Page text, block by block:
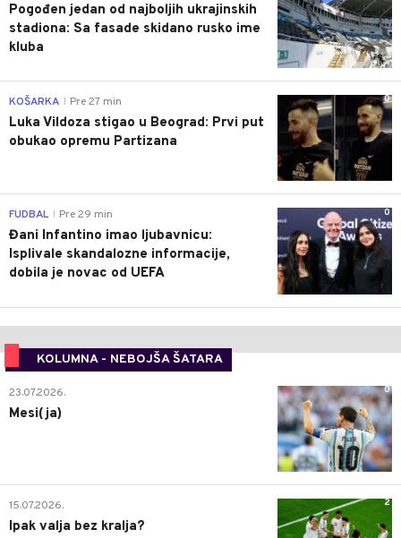
Pogođen jedan od najboljih ukrajinskih
stadiona: Sa fasade skidano rusko ime
kluba
0
KOŠARKA Pre 27 min
Luka Vildoza stigao u Beograd: Prvi put
obukao opremu Partizana
0
FUDBAL Pre 29 min
Đani Infantino imao ljubavnicu:
Isplivale skandalozne informacije,
dobila je novac od UEFA
KOLUMNA - NEBOJŠA ŠATARA
0
23.07.2026.
Mesi(ja)
2
15.07.2026.
Ipak valja bez kralja?